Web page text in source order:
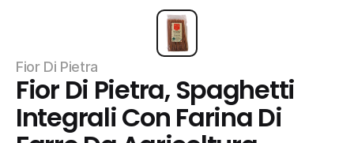
Fior Di Pietra
Fior Di Pietra, Spaghetti
Integrali Con Farina Di